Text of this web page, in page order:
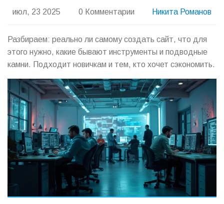
июл, 23 2025 0 Комментарии Никита Романов
Разбираем: реально ли самому создать сайт, что для
этого нужно, какие бывают инструменты и подводные
камни. Подходит новичкам и тем, кто хочет сэкономить.